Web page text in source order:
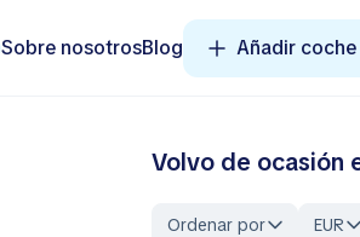
Sobre nosotrosBlog Añadir coche
Volvo de ocasión
Ordenar por EUR